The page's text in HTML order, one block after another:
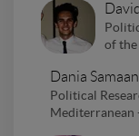
of
Dania
Political
Mediterranean